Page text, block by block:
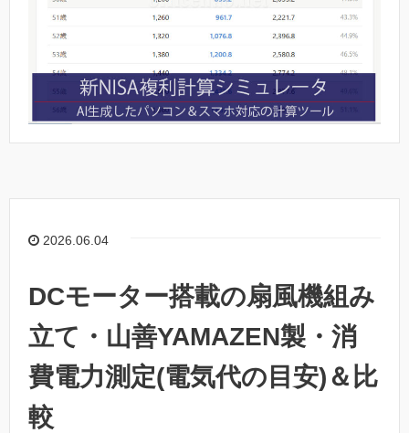
2026.06.04
DCモーター搭載の扇風機組み
立て・山善YAMAZEN製・消
費電力測定(電気代の目安)＆比
較